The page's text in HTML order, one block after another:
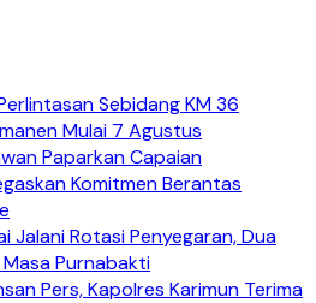
Sebidang KM 36
Mulai 7 Agustus
Paparkan Capaian
Komitmen Berantas
Jalani Rotasi Penyegaran, Dua
Masa Purnabakti
Pers, Kapolres Karimun Terima